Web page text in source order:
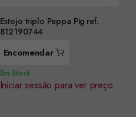
Estojo triplo Peppa Pig ref.
812190744
Encomendar
Em Stock
Iniciar sessão para ver preço